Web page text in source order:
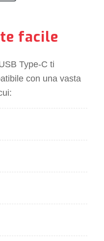
facile
Type-C ti
con una vasta